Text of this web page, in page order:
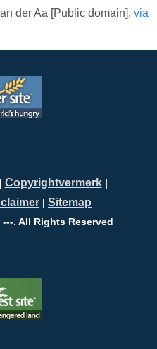
der Aa [Public domain],via
Copyrightvermerk|
| Sitemap
. All Rights Reserved